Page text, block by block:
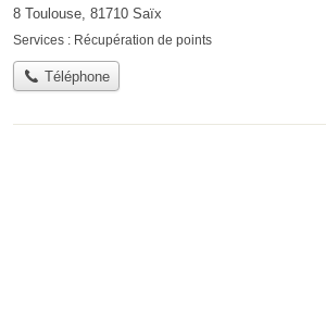
8 Toulouse, 81710 Saïx
Services : Récupération de points
Téléphone